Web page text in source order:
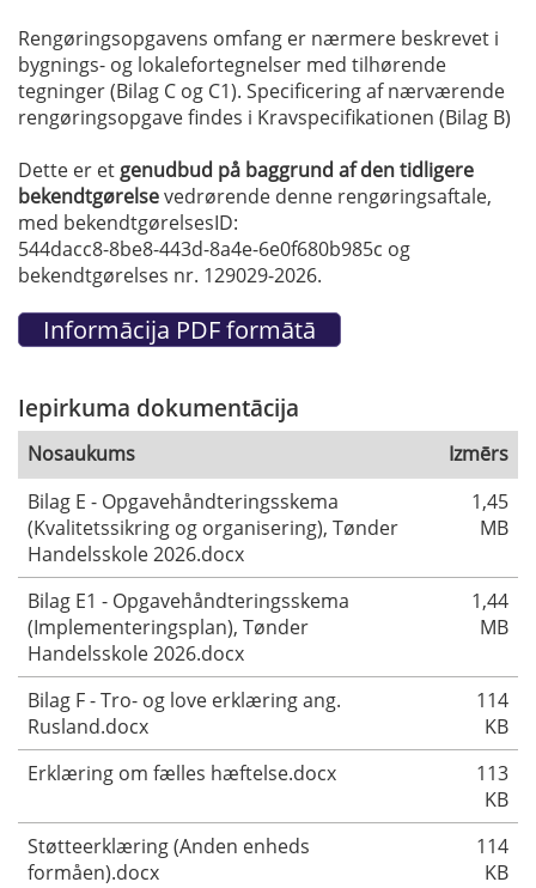
Rengøringsopgavens omfang er nærmere beskrevet i
bygnings- og lokalefortegnelser med tilhørende
tegninger (Bilag C og C1). Specificering af nærværende
rengøringsopgave findes i Kravspecifikationen (Bilag B)
Dette er et genudbud på baggrund af den tidligere
bekendtgørelsevedrørende denne rengøringsaftale,
med bekendtgørelsesID:
544dacc8-8be8-443d-8a4e-6e0f680b985c og
bekendtgørelses nr. 129029-2026.
Iepirkuma dokumentācija
Nosaukums
Izmērs
Bilag E - Opgavehåndteringsskema
(Kvalitetssikring og organisering), Tønder
Handelsskole 2026.docx
1,45
MB
Bilag E1 - Opgavehåndteringsskema
(Implementeringsplan), Tønder
Handelsskole 2026.docx
1,44
MB
Bilag F - Tro- og love erklæring ang.
Rusland.docx
114
KB
Erklæring om fælles hæftelse.docx
113
KB
Støtteerklæring (Anden enheds
formåen).docx
114
KB